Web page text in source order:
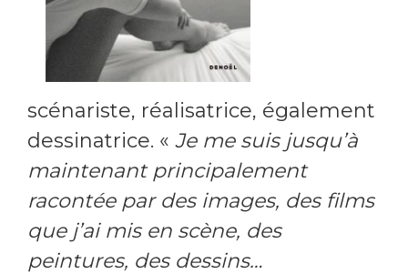
scénariste, réalisatrice, également
dessinatrice. « Je me suis jusqu’à
maintenant principalement
racontée par des images, des films
que j’ai mis en scène, des
peintures, des dessins…